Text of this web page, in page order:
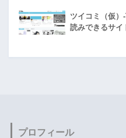
ツイコミ（仮
読みできるサイ
プロフィール